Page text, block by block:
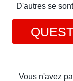
D'autres se
Vous n'avez